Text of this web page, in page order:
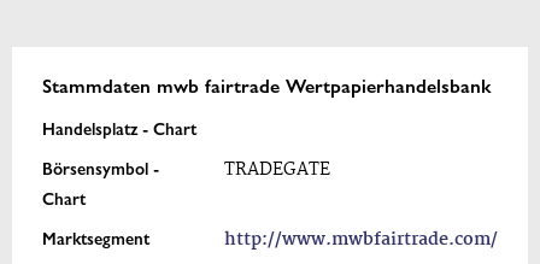
Stammdaten mwb fairtrade Wertpapierhandelsbank
Handelsplatz - Chart
Börsensymbol -
Chart
TRADEGATE
Marktsegment http://www.mwbfairtrade.com/